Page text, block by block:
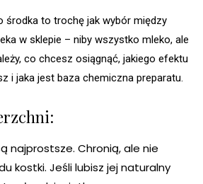
środka to trochę jak wybór między
w sklepie – niby wszystko mleko, ale
co chcesz osiągnąć, jakiego efektu
i jaka jest baza chemiczna preparatu.
najprostsze. Chronią, ale nie
kostki. Jeśli lubisz jej naturalny